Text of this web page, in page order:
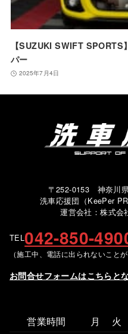
【SUZUKI SWIFT SPORTS
パー
2025年7月4日
〒252-0153 神奈川
洗車応援団（KeePer
運営会社：株式会
TEL042-850-
（施工中、電話に出られないこと
お問合せフォームはこちらと
営業時間 月 火